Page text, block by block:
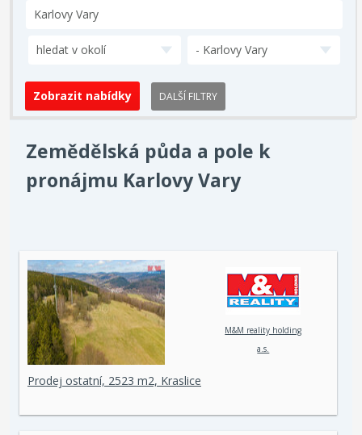
hledat v okolí - Karlovy Vary
DALŠÍ FILTRY
Zemědělská půda a pole k
pronájmu Karlovy Vary
M&M reality holding
a.s.
Prodej ostatní, 2523 m2, Kraslice